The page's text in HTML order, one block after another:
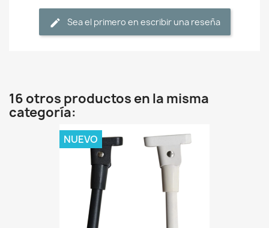
Sea el primero en escribir una reseña
16 otros productos en la misma
categoría:
NUEVO